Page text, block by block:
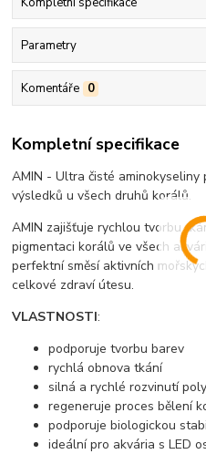
Parametry
Komentáře 0
Kompletní specifikace
AMIN - Ultra čisté aminokyseliny
výsledků u všech druhů korálů.
AMIN zajišťuje rychlou tvorbu
pigmentaci korálů ve všech
perfektní směsí aktivních
celkové zdraví útesu.
VLASTNOSTI:
podporuje tvorbu barev
rychlá obnova tkání
silná a rychlé rozvinutí
regeneruje proces bělení
podporuje biologickou
ideální pro akvária s LED